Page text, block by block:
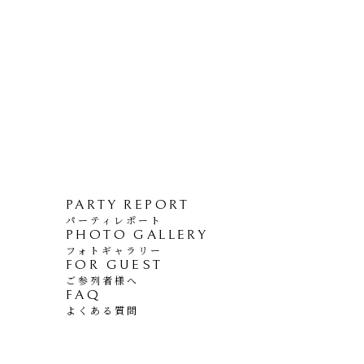
PARTY REPORT
パーティレポート
PHOTO GALLERY
フォトギャラリー
FOR GUEST
ご参列者様へ
FAQ
よくある質問